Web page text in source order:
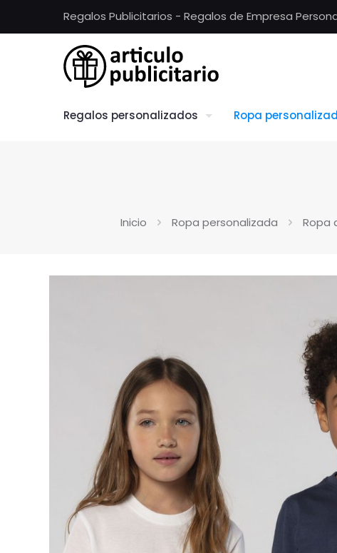
Regalos Publicitarios - Regalos de Empresa
Regalos personalizados Ropa
Inicio Ropa personalizada Ropa